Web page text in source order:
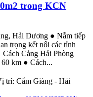
trong KCN
Hải Dương ● Nằm tiếp
trọng kết nối các tỉnh
Cảng Hải Phòng
km ● Cách...
trí: Cẩm Giàng - Hải